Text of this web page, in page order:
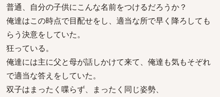
普通、自分の子供にこんな名前をつけるだろうか？
俺達はこの時点で目配せをし、適当な所で早く降ろしても
らう決意をしていた。
狂っている。
俺達には主に父と母が話しかけて来て、俺達も気もそぞれ
で適当な答えをしていた。
双子はまったく喋らず、まったく同じ姿勢、